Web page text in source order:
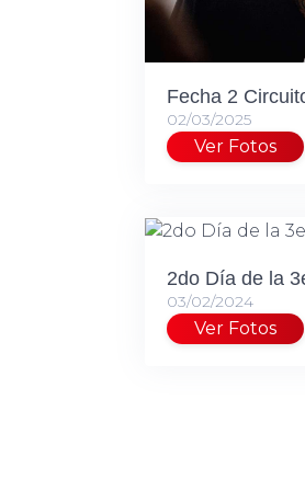
Fecha 2
02/03/2025
Ver Fotos
2do Día de la
03/02/2024
Ver Fotos